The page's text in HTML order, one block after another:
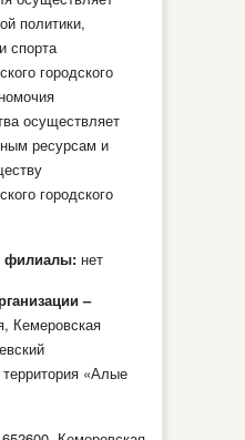
политики,
спорта
городского
осуществляет
ресурсам и
городского
филиалы: нет
–
Кемеровская
«Алые